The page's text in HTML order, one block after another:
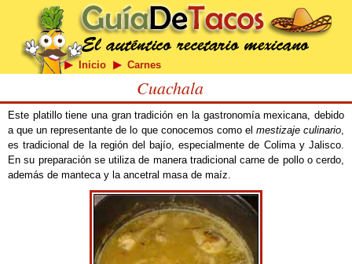
Inicio Carnes
Cuachala
Este platillo tiene una gran tradición en la gastronomía mexicana, debido
a que un representante de lo que conocemos como el mestizaje culinario,
es tradicional de la región del bajío, especialmente de Colima y Jalisco.
En su preparación se utiliza de manera tradicional carne de pollo o cerdo,
además de manteca y la ancetral masa de maíz.